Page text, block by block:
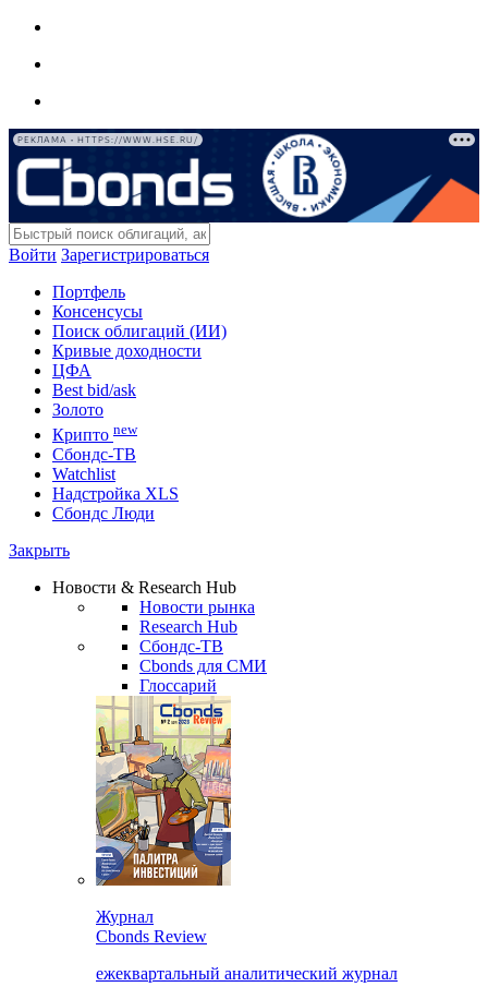
РЕКЛАМА • HTTPS://WWW.HSE.RU/
Войти Зарегистрироваться
Портфель
Консенсусы
Поиск облигаций (ИИ)
Кривые доходности
ЦФА
Best bid/ask
Золото
Крипто new
Сбондс-ТВ
Watchlist
Надстройка XLS
Сбондс Люди
Закрыть
Новости & Research Hub
Новости рынка
Research Hub
Сбондс-ТВ
Cbonds для СМИ
Глоссарий
Журнал
Cbonds Review
ежеквартальный аналитический журнал